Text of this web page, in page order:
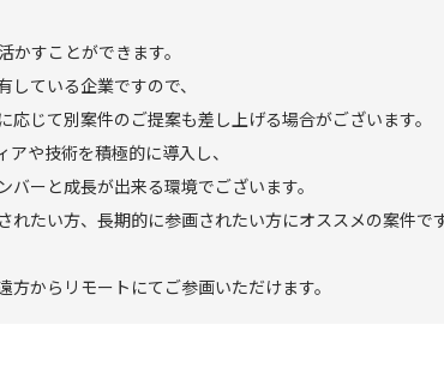
かすことができます。
している企業ですので、
応じて別案件のご提案も差し上げる場合がございます。
アや技術を積極的に導入し、
バーと成長が出来る環境でございます。
れたい方、長期的に参画されたい方にオススメの案件です
方からリモートにてご参画いただけます。